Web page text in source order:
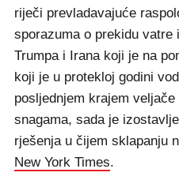
riječi prevladavajuće
sporazuma o prekidu vatre
Trumpa i Irana koji je na
koji je u protekloj godini
posljednjem krajem
snagama, sada je
rješenja u čijem sklapanju
New York Times.